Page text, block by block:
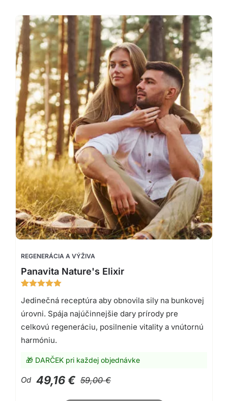
REGENERÁCIA A VÝŽIVA
Panavita Nature's Elixir
5.00z 5
na základe
zákazníckych
recenzií
Jedinečná receptúra aby obnovila sily na bunkovej
úrovni. Spája najúčinnejšie dary prírody pre
celkovú regeneráciu, posilnenie vitality a vnútornú
harmóniu.
🎁 DARČEK pri každej objednávke
Od 49,16 € 59,00 €